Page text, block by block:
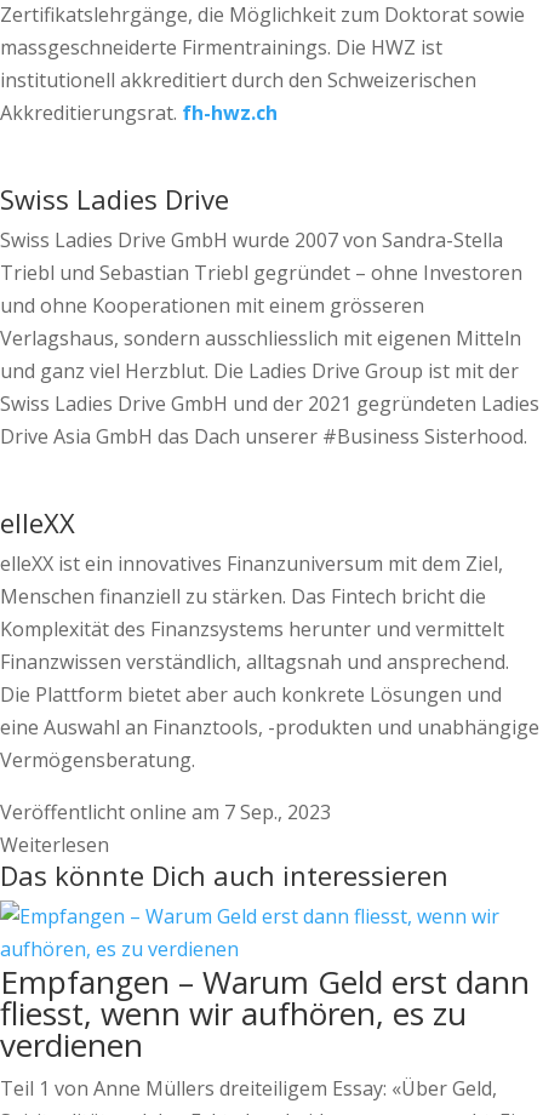
Zertifikatslehrgänge, die Möglichkeit zum Doktorat sowie
massgeschneiderte Firmentrainings. Die HWZ ist
institutionell akkreditiert durch den Schweizerischen
Akkreditierungsrat. fh-hwz.ch
Swiss Ladies Drive
Swiss Ladies Drive GmbH wurde 2007 von Sandra-Stella
Triebl und Sebastian Triebl gegründet – ohne Investoren
und ohne Kooperationen mit einem grösseren
Verlagshaus, sondern ausschliesslich mit eigenen Mitteln
und ganz viel Herzblut. Die Ladies Drive Group ist mit der
Swiss Ladies Drive GmbH und der 2021 gegründeten Ladies
Drive Asia GmbH das Dach unserer #Business Sisterhood.
elleXX
elleXX ist ein innovatives Finanzuniversum mit dem Ziel,
Menschen finanziell zu stärken. Das Fintech bricht die
Komplexität des Finanzsystems herunter und vermittelt
Finanzwissen verständlich, alltagsnah und ansprechend.
Die Plattform bietet aber auch konkrete Lösungen und
eine Auswahl an Finanztools, -produkten und unabhängige
Vermögensberatung.
Veröffentlicht online am 7 Sep., 2023
Weiterlesen
Das könnte Dich auch interessieren
Empfangen – Warum Geld erst dann
fliesst, wenn wir aufhören, es zu
verdienen
Teil 1 von Anne Müllers dreiteiligem Essay: «Über Geld,